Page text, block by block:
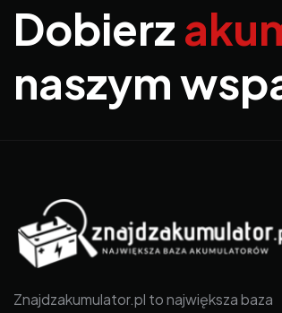
Dobierz
naszym
Znajdzakumulator.pl to największa baza